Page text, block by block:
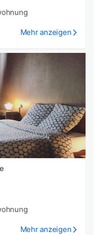
Mehr anzeigen
Mehr anzeigen